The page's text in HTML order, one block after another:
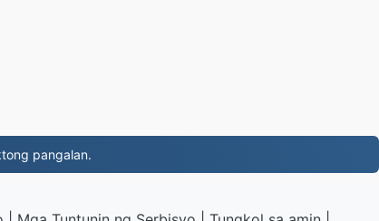
pangalan.